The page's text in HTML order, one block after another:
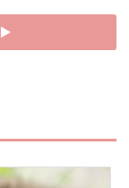
▶︎